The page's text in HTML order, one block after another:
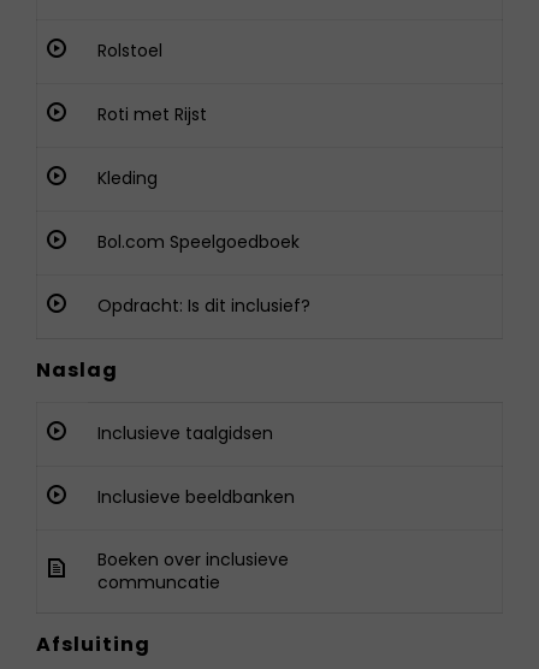
Rolstoel
Roti met Rijst
Kleding
Bol.com Speelgoedboek
Opdracht: Is dit inclusief?
Naslag
Inclusieve taalgidsen
Inclusieve beeldbanken
Boeken over inclusieve
communcatie
Afsluiting